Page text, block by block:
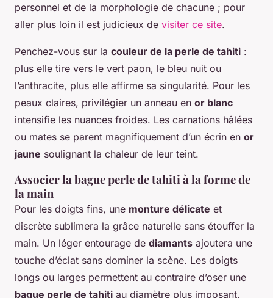
personnel et de la morphologie de chacune ; pour
aller plus loin il est judicieux de visiter ce site.
Penchez-vous sur la couleur de la perle de tahiti :
plus elle tire vers le vert paon, le bleu nuit ou
l’anthracite, plus elle affirme sa singularité. Pour les
peaux claires, privilégier un anneau en or blanc
intensifie les nuances froides. Les carnations hâlées
ou mates se parent magnifiquement d’un écrin en or
jaune soulignant la chaleur de leur teint.
Associer la bague perle de tahiti à la forme de
la main
Pour les doigts fins, une monture délicate et
discrète sublimera la grâce naturelle sans étouffer la
main. Un léger entourage de diamants ajoutera une
touche d’éclat sans dominer la scène. Les doigts
longs ou larges permettent au contraire d’oser une
bague perle de tahiti au diamètre plus imposant,